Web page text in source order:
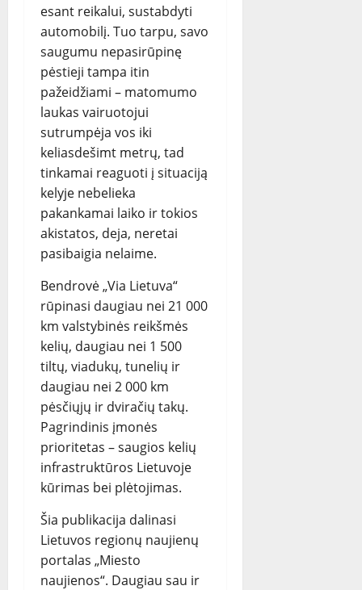
esant reikalui, sustabdyti
automobilį. Tuo tarpu, savo
saugumu nepasirūpinę
pėstieji tampa itin
pažeidžiami – matomumo
laukas vairuotojui
sutrumpėja vos iki
keliasdešimt metrų, tad
tinkamai reaguoti į situaciją
kelyje nebelieka
pakankamai laiko ir tokios
akistatos, deja, neretai
pasibaigia nelaime.
Bendrovė „Via Lietuva“
rūpinasi daugiau nei 21 000
km valstybinės reikšmės
kelių, daugiau nei 1 500
tiltų, viadukų, tunelių ir
daugiau nei 2 000 km
pėsčiųjų ir dviračių takų.
Pagrindinis įmonės
prioritetas – saugios kelių
infrastruktūros Lietuvoje
kūrimas bei plėtojimas.
Šia publikacija dalinasi
Lietuvos regionų naujienų
portalas „Miesto
naujienos“. Daugiau sau ir